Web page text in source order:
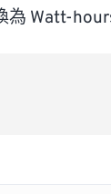
為 Watt-